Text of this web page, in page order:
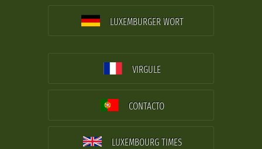
LUXEMBURGER WORT
VIRGULE
CONTACTO
LUXEMBOURG TIMES